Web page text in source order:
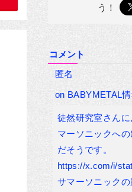
う！
コメント
匿名
on BABYMETAL
徒然研究室さん
マーソニックへ
だそうです。
https://x.com/i/
サマーソニック